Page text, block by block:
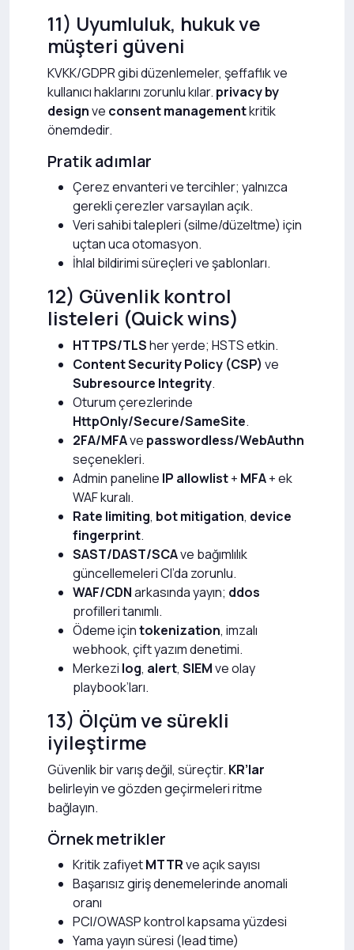
11) Uyumluluk, hukuk ve
müşteri güveni
KVKK/GDPR gibi düzenlemeler, şeffaflık ve
kullanıcı haklarını zorunlu kılar. privacy by
designve consent managementkritik
önemdedir.
Pratik adımlar
Çerez envanteri ve tercihler; yalnızca
gerekli çerezler varsayılan açık.
Veri sahibi talepleri (silme/düzeltme) için
uçtan uca otomasyon.
İhlal bildirimi süreçleri ve şablonları.
12) Güvenlik kontrol
listeleri (Quick wins)
HTTPS/TLSher yerde; HSTS etkin.
Content Security Policy (CSP) ve
Subresource Integrity.
Oturum çerezlerinde
HttpOnly/Secure/SameSite.
2FA/MFAve passwordless/WebAuthn
seçenekleri.
Admin paneline IP allowlist+ MFA+ ek
WAF kuralı.
Rate limiting, bot mitigation, device
fingerprint.
SAST/DAST/SCAve bağımlılık
güncellemeleri CI’da zorunlu.
WAF/CDNarkasında yayın; ddos
profilleri tanımlı.
Ödeme içintokenization, imzalı
webhook, çift yazım denetimi.
Merkezi log, alert, SIEMve olay
playbook’ları.
13) Ölçüm ve sürekli
iyileştirme
Güvenlik bir varış değil, süreçtir. KR’lar
belirleyin ve gözden geçirmeleri ritme
bağlayın.
Örnek metrikler
Kritik zafiyetMTTRve açık sayısı
Başarısız giriş denemelerinde anomali
oranı
PCI/OWASP kontrol kapsama yüzdesi
Yama yayın süresi (lead time)